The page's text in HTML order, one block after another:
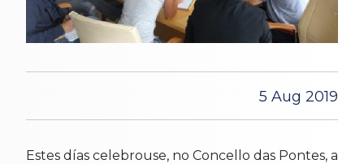
5 Aug 2019
Estes días celebrouse, no Concello das Pontes, a